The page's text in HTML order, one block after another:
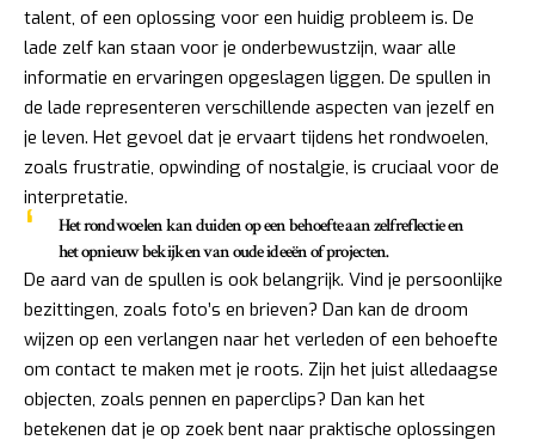
talent, of een oplossing voor een huidig probleem is. De
lade zelf kan staan voor je onderbewustzijn, waar alle
informatie en ervaringen opgeslagen liggen. De spullen in
de lade representeren verschillende aspecten van jezelf en
je leven. Het gevoel dat je ervaart tijdens het rondwoelen,
zoals frustratie, opwinding of nostalgie, is cruciaal voor de
interpretatie.
Het rondwoelen kan duiden op een behoefte aan zelfreflectie en
het opnieuw bekijken van oude ideeën of projecten.
De aard van de spullen is ook belangrijk. Vind je persoonlijke
bezittingen, zoals foto’s en brieven? Dan kan de droom
wijzen op een verlangen naar het verleden of een behoefte
om contact te maken met je roots. Zijn het juist alledaagse
objecten, zoals pennen en paperclips? Dan kan het
betekenen dat je op zoek bent naar praktische oplossingen